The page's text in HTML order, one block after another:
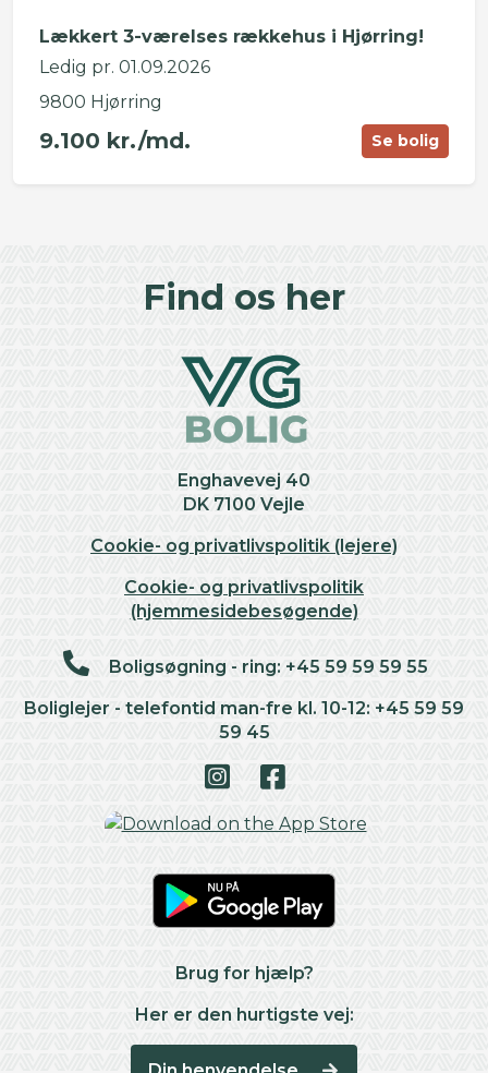
Lækkert 3-værelses rækkehus i Hjørring!
Ledig pr. 01.09.2026
9800 Hjørring
9.100 kr./md. Se bolig
Find os her
Enghavevej 40
DK 7100 Vejle
Cookie- og privatlivspolitik (lejere)
Cookie- og privatlivspolitik
(hjemmesidebesøgende)
Boligsøgning - ring: +45 59 59 59 55
Boliglejer - telefontid man-fre kl. 10-12: +45 59 59
59 45
Brug for hjælp?
Her er den hurtigste vej: